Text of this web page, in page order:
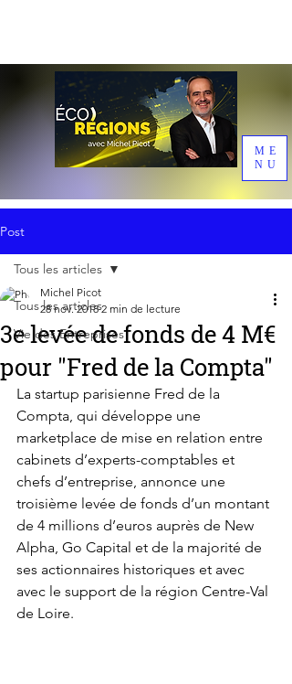
ME
NU
Post
Tous les articles
Vie des Entreprises
Tous les articles
3e levée de fonds de 4 M€
pour "Fred de la Compta"
Michel Picot
28 nov. 2018 2 min de lecture
La startup parisienne Fred de la
Compta, qui développe une
marketplace de mise en relation entre
cabinets d’experts-comptables et
chefs d’entreprise, annonce une
troisième levée de fonds d’un montant
de 4 millions d’euros auprès de New
Alpha, Go Capital et de la majorité de
ses actionnaires historiques et avec
avec le support de la région Centre-Val
de Loire.